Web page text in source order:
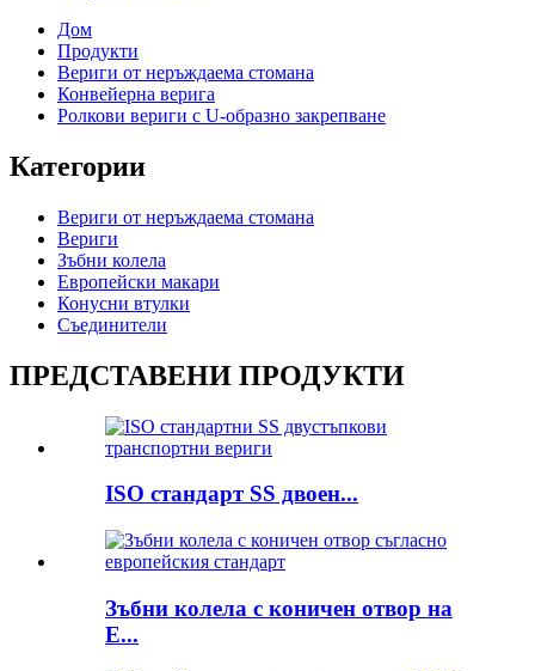
Дом
Продукти
Вериги от неръждаема стомана
Конвейерна верига
Ролкови вериги с U-образно закрепване
Категории
Вериги от неръждаема стомана
Вериги
Зъбни колела
Европейски макари
Конусни втулки
Съединители
ПРЕДСТАВЕНИ ПРОДУКТИ
ISO стандарт SS двоен...
Зъбни колела с коничен отвор на
E...